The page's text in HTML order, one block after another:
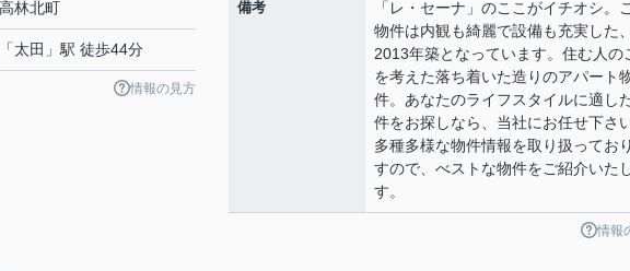
高林北町
「太田 」駅 徒歩44分
情報の見方
備考
「レ・セーナ」のここがイチオシ。
物件は内観も綺麗で設備も充実した、
2013年築となっています。住む人の
を考えた落ち着いた造りのアパート
件。あなたのライフスタイルに適し
件をお探しなら、当社にお任せ下さい
多種多様な物件情報を取り扱ってお
すので、べストな物件をご紹介いた
す。
情報